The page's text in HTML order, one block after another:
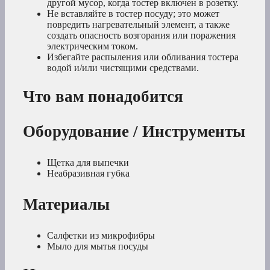
другой мусор, когда тостер включен в розетку.
Не вставляйте в тостер посуду; это может
повредить нагревательный элемент, а также
создать опасность возгорания или поражения
электрическим током.
Избегайте распыления или обливания тостера
водой и/или чистящими средствами.
Что вам понадобится
Оборудование / Инструменты
Щетка для выпечки
Неабразивная губка
Материалы
Салфетки из микрофибры
Мыло для мытья посуды